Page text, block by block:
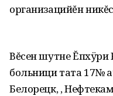
организацийĕн
Вĕсен шутне Ĕпхÿри
больници тата 17№
Белорецк‚ ‚